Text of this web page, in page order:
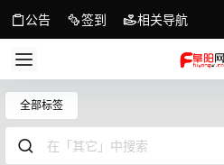
公告 签到 相关导航
全部标签